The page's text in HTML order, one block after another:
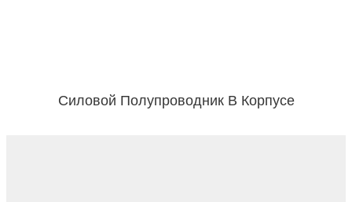
Силовой Полупроводник В Корпусе